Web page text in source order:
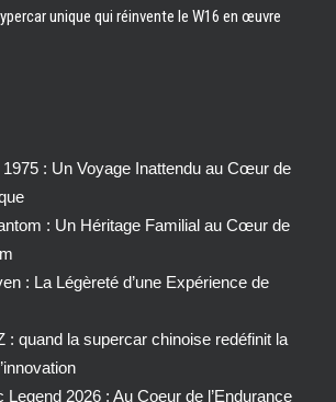
unique qui réinvente le W16 en œuvre
1975 : Un Voyage Inattendu au Cœur de
: Un Héritage Familial au Cœur de
: La Légèreté d’une Expérience de
: quand la supercar chinoise redéfinit la
2026 : Au Coeur de l’Endurance